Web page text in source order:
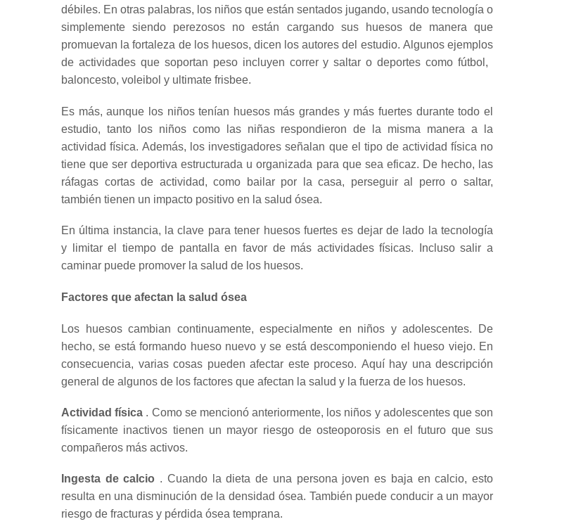
débiles. En otras palabras, los niños que están sentados jugando, usando tecnología o
simplemente siendo perezosos no están cargando sus huesos de manera que
promuevan la fortaleza de los huesos, dicen los autores del estudio. Algunos ejemplos
de actividades que soportan peso incluyen correr y saltar o deportes como fútbol, ​​
baloncesto, voleibol y ultimate frisbee.
Es más, aunque los niños tenían huesos más grandes y más fuertes durante todo el
estudio, tanto los niños como las niñas respondieron de la misma manera a la
actividad física.Además, los investigadores señalan que el tipo de actividad física no
tiene que ser deportiva estructurada u organizada para que sea eficaz. De hecho, las
ráfagas cortas de actividad, como bailar por la casa, perseguir al perro o saltar,
también tienen un impacto positivo en la salud ósea.
En última instancia, la clave para tener huesos fuertes es dejar de lado la tecnología
y
limitar el tiempo de pantalla en favor de más actividades físicas.
Incluso salir a
caminar puede promover la salud de los huesos.
Factores que afectan la salud ósea
Los huesos cambian continuamente, especialmente en niños y adolescentes.
De
hecho, se está formando hueso nuevo y se está descomponiendo el hueso viejo. En
consecuencia, varias cosas pueden afectar este proceso. Aquí hay una descripción
general de algunos de los factores que afectan la salud y la fuerza de los huesos.
Actividad física . Como se mencionó anteriormente, los niños y adolescentes que son
físicamente inactivos tienen un mayor riesgo de osteoporosis en el futuro que sus
compañeros más activos.
Ingesta de calcio . Cuando la dieta de una persona joven es baja en calcio, esto
resulta en una disminución de la densidad ósea. También puede conducir a un mayor
riesgo de fracturas y pérdida ósea temprana.